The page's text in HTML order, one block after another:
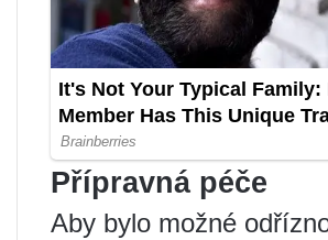
Přípravná péče
Aby bylo možné